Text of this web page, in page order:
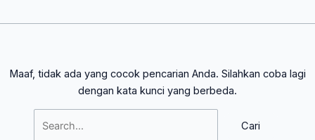
Maaf, tidak ada yang cocok pencarian Anda. Silahkan coba lagi
dengan kata kunci yang berbeda.